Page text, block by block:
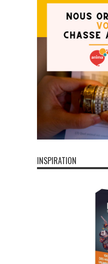
INSPIRATION